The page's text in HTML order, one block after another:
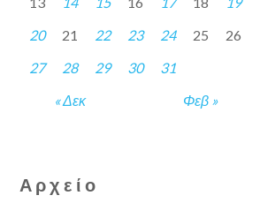
« Δεκ Φεβ »
20
21 22 23 24 25
26
27
28 29 30 31
Αρχείο